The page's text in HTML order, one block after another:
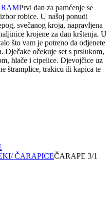
Prvi dan za pamćenje se
robice. U našoj ponudi
svečanog kroja, napravljena
krojene za dan krštenja. U
što vam je potreno da odjenete
Dječake očekuje set s prslukom,
hlače i cipelice. Djevojčice uz
štramplice, trakicu ili kapica te
ČARAPICEČARAPE 3/1